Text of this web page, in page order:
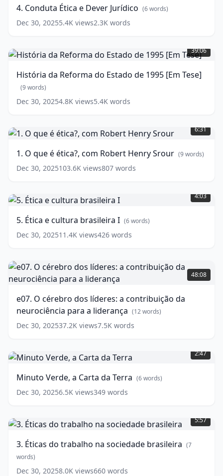
Dever
Jurídico (6
4. Conduta Ética e Dever Jurídico (6words)
Dec 30, 20255.4K views2.3K words
da
Reforma
Estado
de
1995
[Em
words)
39:06
História da Reforma do Estado de 1995 [Em Tese]
(9words)
Dec 30, 20254.8K views5.4K words
O
que
ética?,
com
Srour
6:31
1. O que é ética?, com Robert Henry Srour (9words)
Dec 30, 2025103.6K views807 words
Ética
e
cultura
brasileira
(6
4:03
5. Ética e cultura brasileira I (6words)
Dec 30, 202511.4K views426 words
e07.
O
cérebro
líderes:
a
contribuição
da
para
a
words)
48:08
e07. O cérebro dos líderes: a contribuição da
neurociência para a liderança (12words)
Dec 30, 202537.2K views7.5K words
Verde,
a
da
Terra (6
2:47
Minuto Verde, a Carta da Terra (6words)
Dec 30, 20256.5K views349 words
Éticas
do
trabalho
na
sociedade
brasileira (7
5:57
3. Éticas do trabalho na sociedade brasileira (7
words)
Dec 30, 20258.0K views660 words